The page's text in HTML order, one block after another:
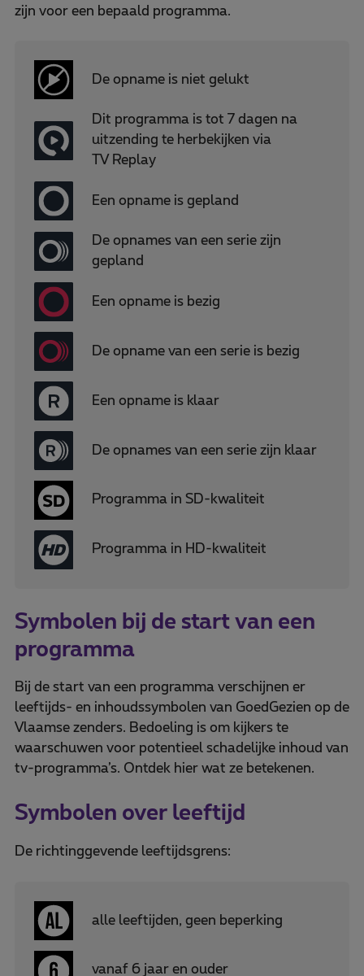
zijn voor een bepaald programma.
De opname is niet gelukt
Dit programma is tot 7 dagen na
uitzending te herbekijken via
TV Replay
Een opname is gepland
De opnames van een serie zijn
gepland
Een opname is bezig
De opname van een serie is bezig
Een opname is klaar
De opnames van een serie zijn klaar
Programma in SD-kwaliteit
Programma in HD-kwaliteit
Symbolen bij de start van een
programma
Bij de start van een programma verschijnen er
leeftijds- en inhoudssymbolen van GoedGezien op de
Vlaamse zenders. Bedoeling is om kijkers te
waarschuwen voor potentieel schadelijke inhoud van
tv-programma’s. Ontdek hier wat ze betekenen.
Symbolen over leeftijd
De richtinggevende leeftijdsgrens:
alle leeftijden, geen beperking
vanaf 6 jaar en ouder